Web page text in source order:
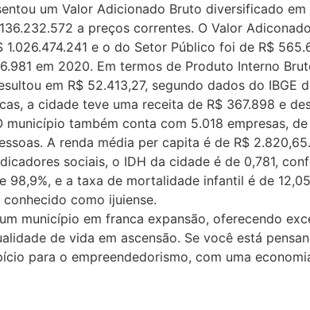
um Valor Adicionado Bruto diversificado
a preços correntes. O Valor
1.026.474.241 e o do Setor Público foi de R$
em 2020. Em termos de Produto Interno
em R$ 52.413,27, segundo dados do IBGE
a cidade teve uma receita de R$ 367.898 e
município também conta com 5.018 empresas,
A renda média per capita é de R$ 2.820,65.
sociais, o IDH da cidade é de 0,781,
98,9%, e a taxa de mortalidade infantil é de
como ijuiense.
município em franca expansão, oferecendo
de vida em ascensão. Se você está
para o empreendedorismo, com uma